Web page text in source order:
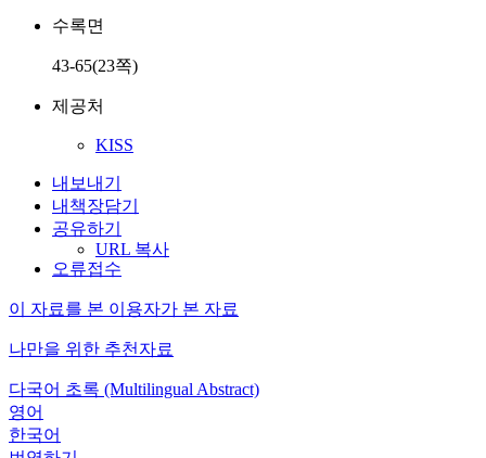
수록면
43-65(23쪽)
제공처
KISS
내보내기
내책장담기
공유하기
URL 복사
오류접수
이 자료를 본 이용자가 본 자료
나만을 위한 추천자료
다국어 초록 (Multilingual Abstract)
영어
한국어